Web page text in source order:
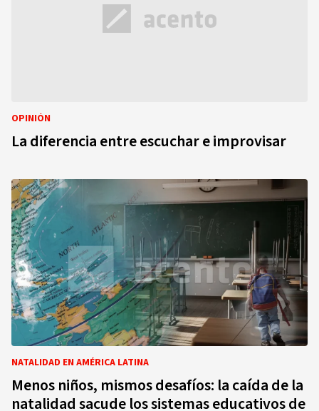
OPINIÓN
La diferencia entre escuchar e improvisar
NATALIDAD EN AMÉRICA LATINA
Menos niños, mismos desafíos: la caída de la
natalidad sacude los sistemas educativos de